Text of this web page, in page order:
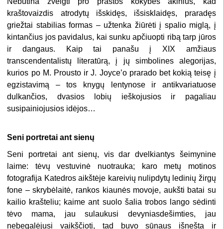
kraštovaizdis atrodytų išskidęs, išsisklaidęs, praradęs
griežtai stabilias formas – užtenka žiūrėti į spalio miglą, į
kintančius jos pavidalus, kai sunku apčiuopti ribą tarp jūros
ir dangaus. Kaip tai panašu į XIX amžiaus
transcendentalistų literatūrą, į jų simbolines alegorijas,
kurios po M. Prousto ir J. Joyce’o prarado bet kokią teisę į
egzistavimą – tos knygų lentynose ir antikvariatuose
dulkančios, dvasios lobių ieškojusios ir pagaliau
susipainiojusios idėjos…
Seni portretai ant sienų
Seni portretai ant sienų, vis dar dvelkiantys šeimynine
laime: tėvų vestuvinė nuotrauka; karo metų motinos
fotografija Katedros aikštėje kareivių nulipdytų ledinių žirgų
fone – skrybėlaitė, rankos kiaunės movoje, aukšti batai su
kailio krašteliu; kaime ant suolo šalia trobos lango sėdinti
tėvo mama, jau sulaukusi devyniasdešimties, jau
nebegalėjusi vaikščioti, tad buvo sūnaus išnešta ir